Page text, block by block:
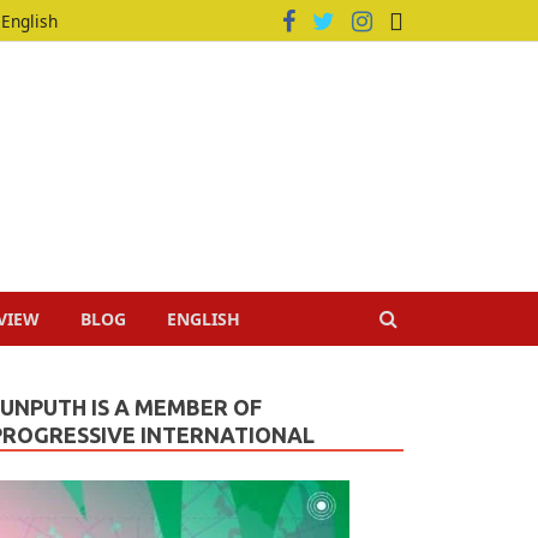
English
BLOG ENGLISH
IS A MEMBER OF
INTERNATIONAL